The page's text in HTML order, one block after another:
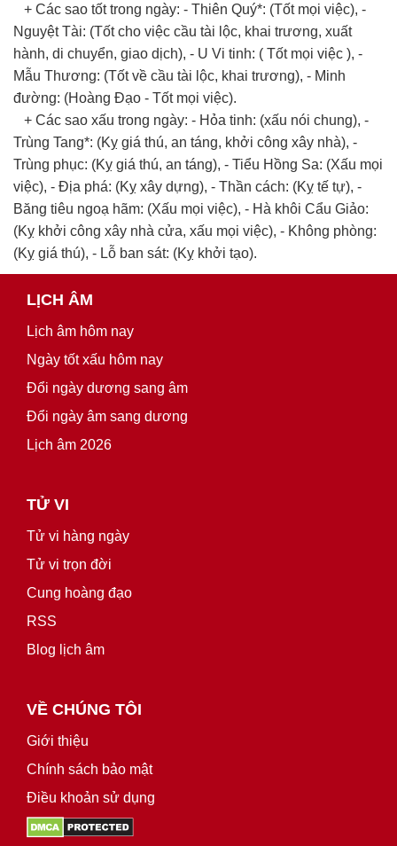
+ Các sao tốt trong ngày: - Thiên Quý*: (Tốt mọi việc), -
Nguyệt Tài: (Tốt cho việc cầu tài lộc, khai trương, xuất
hành, di chuyển, giao dịch), - U Vi tinh: ( Tốt mọi việc ), -
Mẫu Thương: (Tốt về cầu tài lộc, khai trương), - Minh
đường: (Hoàng Đạo - Tốt mọi việc).
+ Các sao xấu trong ngày: - Hỏa tinh: (xấu nói chung), -
Trùng Tang*: (Kỵ giá thú, an táng, khởi công xây nhà), -
Trùng phục: (Kỵ giá thú, an táng), - Tiểu Hồng Sa: (Xấu mọi
việc), - Địa phá: (Kỵ xây dựng), - Thần cách: (Kỵ tế tự), -
Băng tiêu ngoạ hãm: (Xấu mọi việc), - Hà khôi Cẩu Giảo:
(Kỵ khởi công xây nhà cửa, xấu mọi việc), - Không phòng:
(Kỵ giá thú), - Lỗ ban sát: (Kỵ khởi tạo).
LỊCH ÂM
Lịch âm hôm nay
Ngày tốt xấu hôm nay
Đổi ngày dương sang âm
Đổi ngày âm sang dương
Lịch âm 2026
TỬ VI
Tử vi hàng ngày
Tử vi trọn đời
Cung hoàng đạo
RSS
Blog lịch âm
VỀ CHÚNG TÔI
Giới thiệu
Chính sách bảo mật
Điều khoản sử dụng